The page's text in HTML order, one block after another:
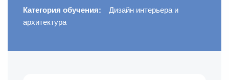
Категория обучения:
Дизайн интерьера и
архитектура